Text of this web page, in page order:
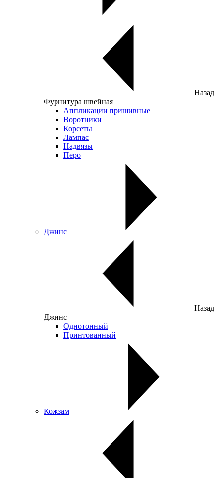
Назад
Фурнитура швейная
Аппликации пришивные
Воротники
Корсеты
Лампас
Надвязы
Перо
Джинс
Назад
Джинс
Однотонный
Принтованный
Кожзам